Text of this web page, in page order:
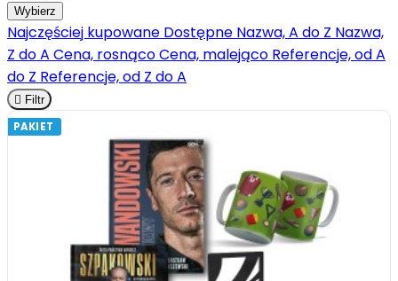
Wybierz
Najczęściej kupowane Dostępne Nazwa, A do Z Nazwa,
Z do A Cena, rosnącoCena, malejąco Referencje, od A
do Z Referencje, od Z do A
 Filtr
PAKIET